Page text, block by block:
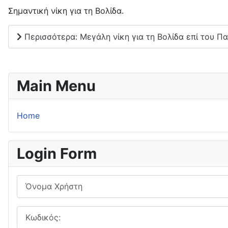
Σημαντική νίκη για τη Βολίδα.
Περισσότερα: Μεγάλη νίκη για τη Βολίδα επί του
Main Menu
Home
Login Form
Όνομα Χρήστη